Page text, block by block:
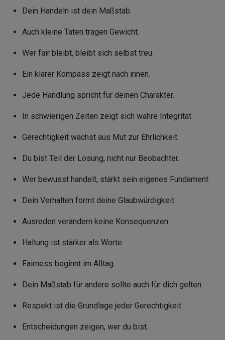
Dein Handeln ist dein Maßstab.
Auch kleine Taten tragen Gewicht.
Wer fair bleibt, bleibt sich selbst treu.
Ein klarer Kompass zeigt nach innen.
Jede Handlung spricht für deinen Charakter.
In schwierigen Zeiten zeigt sich wahre Integrität.
Gerechtigkeit wächst aus Mut zur Ehrlichkeit.
Du bist Teil der Lösung, nicht nur Beobachter.
Wer bewusst handelt, stärkt sein eigenes Fundament.
Dein Verhalten formt deine Glaubwürdigkeit.
Ausreden verändern keine Konsequenzen.
Haltung ist stärker als Worte.
Fairness beginnt im Alltag.
Dein Maßstab für andere sollte auch für dich gelten.
Respekt ist die Grundlage jeder Gerechtigkeit.
Entscheidungen zeigen, wer du bist.